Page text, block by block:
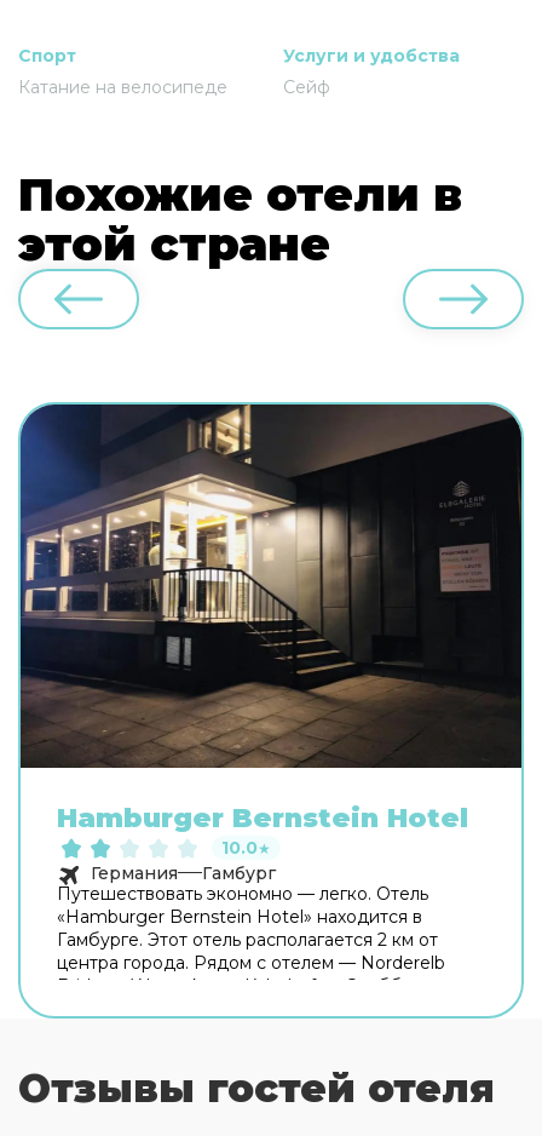
Спорт
Катание на велосипеде
Услуги и удобства
Сейф
Похожие отели в
этой стране
Hamburger Bernstein Hotel
10.0★
Германия
Гамбург
Путешествовать экономно — легко. Отель
«Hamburger Bernstein Hotel» находится в
Гамбурге. Этот отель располагается 2 км от
центра города. Рядом с отелем — Norderelb
Bridges, Wasserkunst Kaltehofe и Эльббрюккен.
бесплатная парковка. Если вы путешествуете на
машине, припарковаться можно будет на
Отзывы гостей отеля